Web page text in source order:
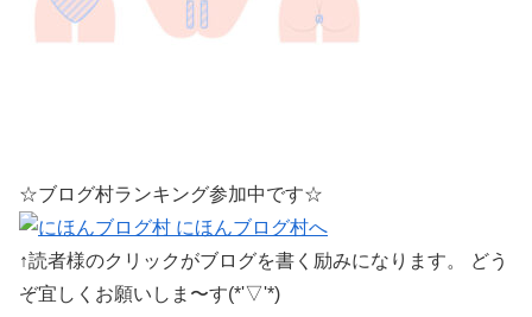
☆ブログ村ランキング参加中です☆
↑読者様のクリックがブログを書く励みになります。 どう
ぞ宜しくお願いしま〜す(*'▽'*)